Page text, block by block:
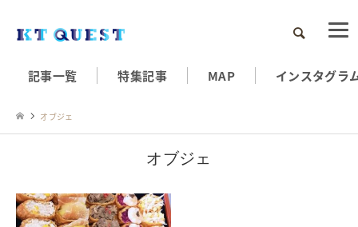
検索
記事一覧 特集記事 MAP インスタグラ
オブジェ
オブジェ